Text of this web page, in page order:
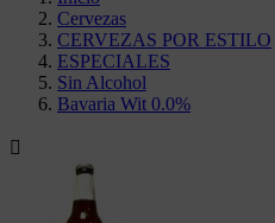
Cervezas
CERVEZAS POR ESTILO
ESPECIALES
Sin Alcohol
Bavaria Wit 0.0%
